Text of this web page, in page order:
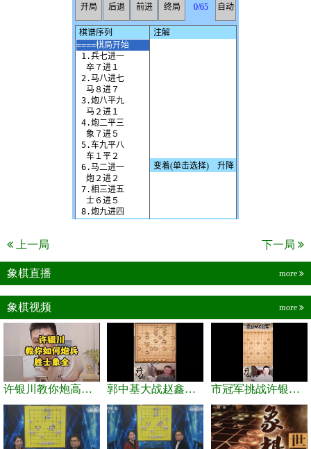
上一局 下一局
象棋直播 more
象棋视频 more
许银川教你炮高兵士象全如何赢士象全，简单四步即可 郭中基大战赵鑫鑫，许银川激情讲解 市冠军挑战许银川，急进中兵变化真激烈！